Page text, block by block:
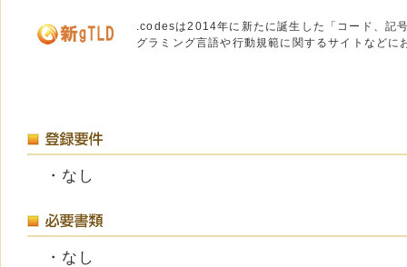
.codesは2014年に新たに誕生した「コード、記
グラミング言語や行動規範に関するサイトなどに
・なし
・なし